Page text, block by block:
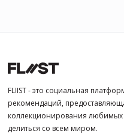
FLIIST - это социальная
рекомендаций,
коллекционирования
делиться со всем миром.